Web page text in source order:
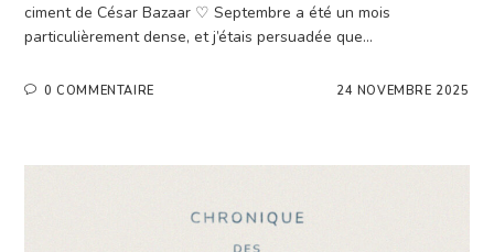
ciment de César Bazaar ♡ Septembre a été un mois
particulièrement dense, et j’étais persuadée que…
0 COMMENTAIRE 24 NOVEMBRE 2025